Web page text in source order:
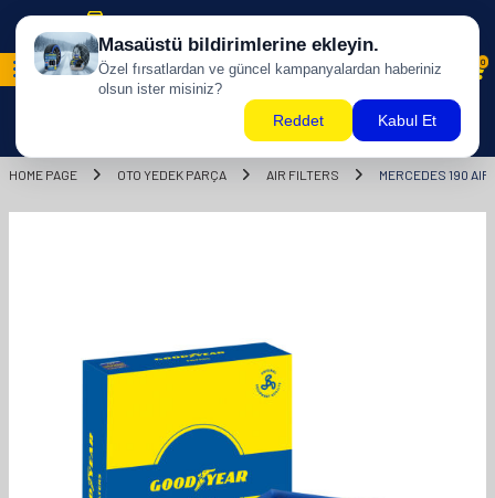
Free shipping for purchases of 500 TL and above!
0
HOME PAGE OTO YEDEK PARÇA AIR FILTERS MERCEDES 190